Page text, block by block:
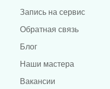
Запись на сервис
Обратная связь
Блог
Наши мастера
Вакансии